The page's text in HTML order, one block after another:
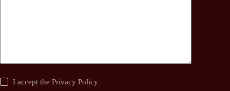
I accept thePrivacy Policy